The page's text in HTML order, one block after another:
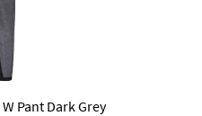
Pant Dark Grey